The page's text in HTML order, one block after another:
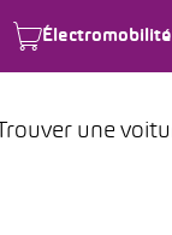
Électromobilité
Trouver une